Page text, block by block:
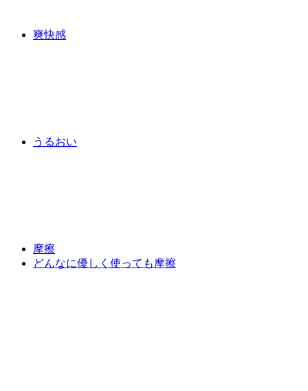
爽快感
うるおい
摩擦
どんなに優しく使っても摩擦